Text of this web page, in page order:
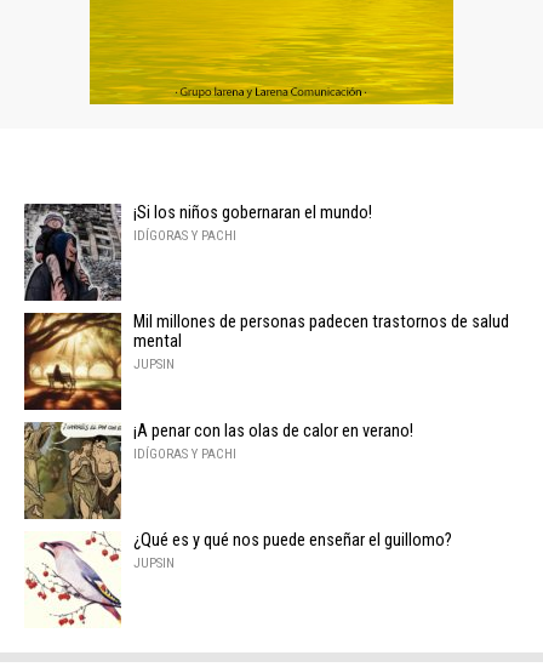
¡Si los niños gobernaran el mundo!
IDÍGORAS Y PACHI
Mil millones de personas padecen trastornos de salud
mental
JUPSIN
¡A penar con las olas de calor en verano!
IDÍGORAS Y PACHI
¿Qué es y qué nos puede enseñar el guillomo?
JUPSIN